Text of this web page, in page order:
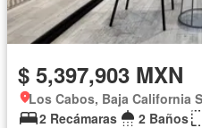
$ 5,397,903 MXN
Los Cabos, Baja California
2 Recámaras
2 Baños